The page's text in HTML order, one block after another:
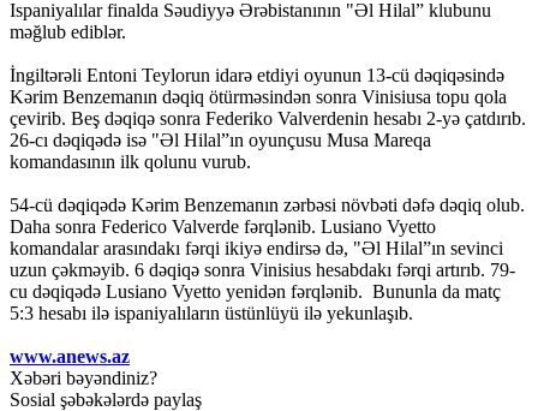
Ispaniyalılar finalda Səudiyyə Ərəbistanının "Əl Hilal” klubunu
məğlub ediblər.
İngiltərəli Entoni Teylorun idarə etdiyi oyunun 13-cü dəqiqəsində
Kərim Benzemanın dəqiq ötürməsindən sonra Vinisiusa topu qola
çevirib. Beş dəqiqə sonra Federiko Valverdenin hesabı 2-yə çatdırıb.
26-cı dəqiqədə isə "Əl Hilal”ın oyunçusu Musa Mareqa
komandasının ilk qolunu vurub.
54-cü dəqiqədə Kərim Benzemanın zərbəsi növbəti dəfə dəqiq olub.
Daha sonra Federico Valverde fərqlənib. Lusiano Vyetto
komandalar arasındakı fərqi ikiyə endirsə də, "Əl Hilal”ın sevinci
uzun çəkməyib. 6 dəqiqə sonra Vinisius hesabdakı fərqi artırıb. 79-
cu dəqiqədə Lusiano Vyetto yenidən fərqlənib. Bununla da matç
5:3 hesabı ilə ispaniyalıların üstünlüyü ilə yekunlaşıb.
www.anews.az
Xəbəri bəyəndiniz?
Sosial şəbəkələrdə paylaş